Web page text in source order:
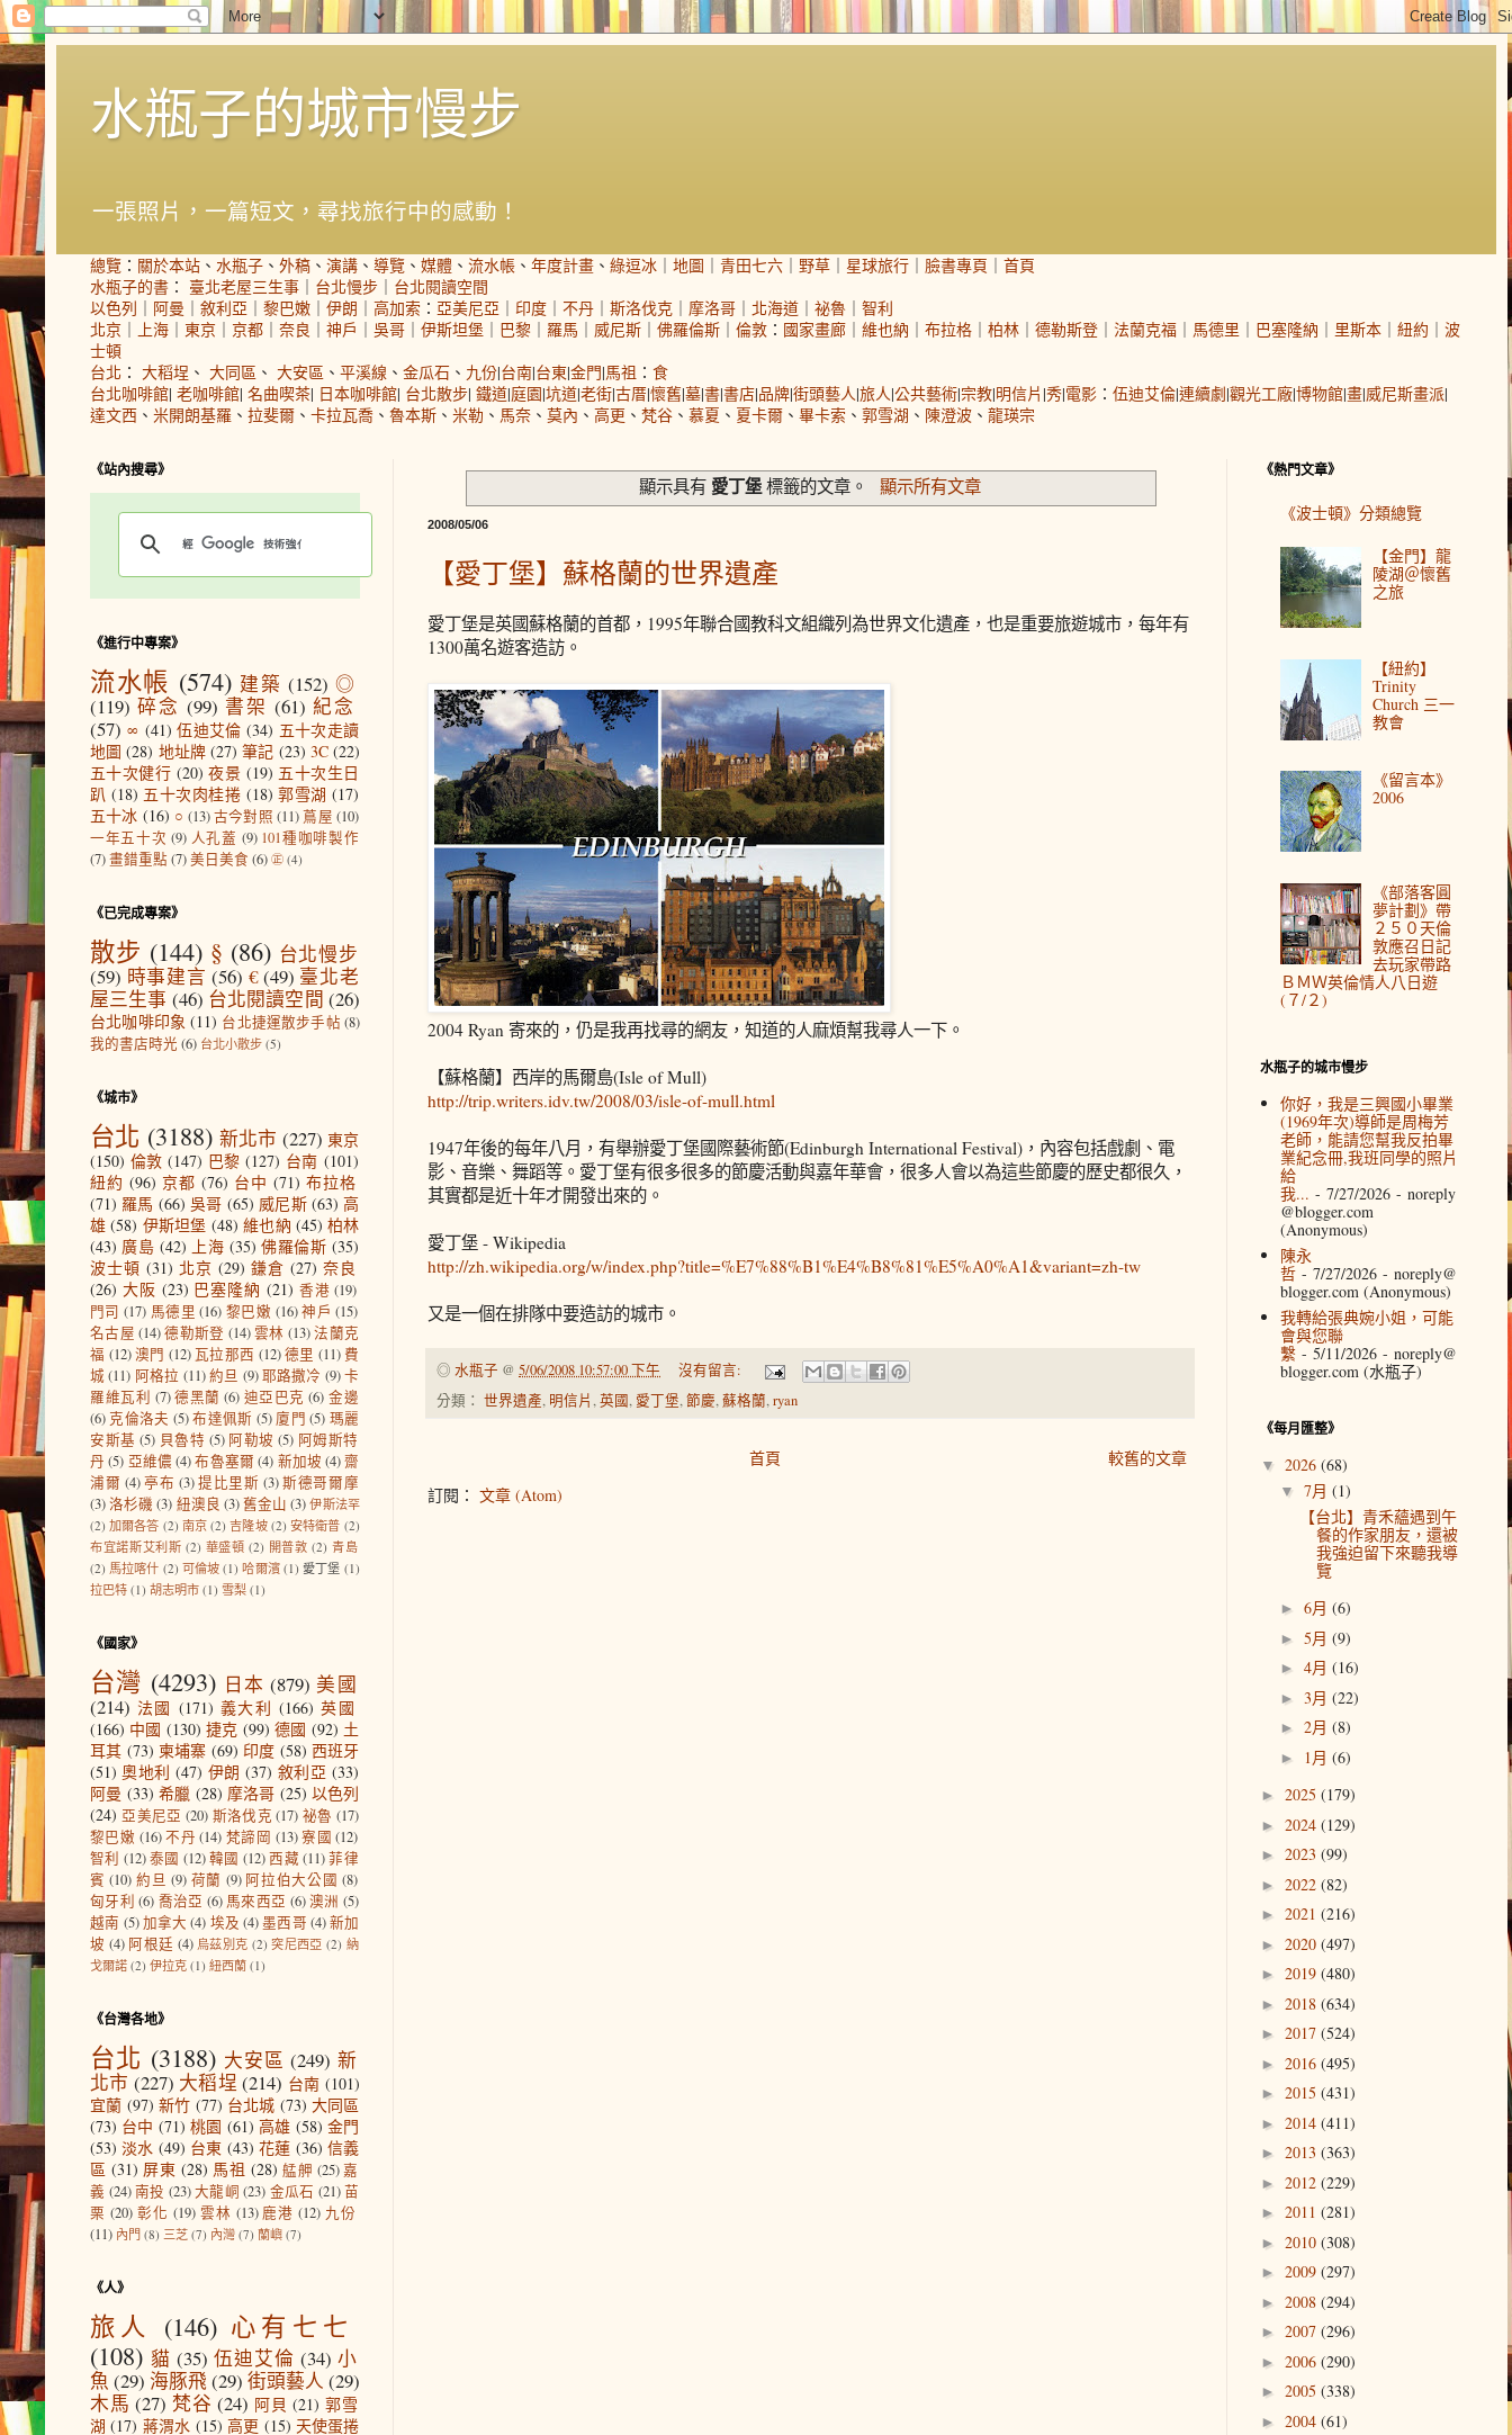
水瓶子的城市慢步
一張照片，一篇短文，尋找旅行中的感動！
總覽 ： 關於本站 、 水瓶子 、 外稿 、 演講 、 導覽 、 媒體 、 流水帳 、 年度計畫 、 綠逗冰 ｜ 地圖 ｜ 青田七六 ｜ 野草 ｜ 星球旅行 ｜ 臉書專頁 ｜ 首頁
水瓶子的書 ： 臺北老屋三生事 ｜ 台北慢步 ｜ 台北閱讀空間
以色列 ｜ 阿曼 ｜ 敘利亞 ｜ 黎巴嫩 ｜ 伊朗 ｜ 高加索 ： 亞美尼亞 ｜ 印度 ｜ 不丹 ｜ 斯洛伐克 ｜ 摩洛哥 ｜ 北海道 ｜ 祕魯 ｜ 智利
北京 ｜ 上海 ｜ 東京 ｜ 京都 ｜ 奈良 ｜ 神戶 ｜ 吳哥 ｜ 伊斯坦堡 ｜ 巴黎 ｜ 羅馬 ｜ 威尼斯 ｜ 佛羅倫斯 ｜ 倫敦 ： 國家畫廊 ｜ 維也納 ｜ 布拉格 ｜ 柏林 ｜ 德勒斯登 ｜ 法蘭克福 ｜ 馬德里 ｜ 巴塞隆納 ｜ 里斯本 ｜ 紐約 ｜ 波
士頓
台北 ： 大稻埕 、 大同區 、 大安區 、 平溪線 、 金瓜石 、 九份|台南|台東|金門|馬祖 ： 食
台北咖啡館| 老咖啡館| 名曲喫茶| 日本咖啡館| 台北散步| 鐵道|庭園|坑道|老街|古厝|懷舊|墓|書|書店|品牌|街頭藝人|旅人|公共藝術|宗教|明信片 |秀|電影 ： 伍迪艾倫|連續劇|觀光工廠|博物館|畫|威尼斯畫派|
達文西 、 米開朗基羅 、 拉斐爾 、 卡拉瓦喬 、 魯本斯 、 米勒 、 馬奈 、 莫內 、 高更 、 梵谷 、 慕夏 、 夏卡爾 、 畢卡索 、 郭雪湖 、 陳澄波 、 龍瑛宗
顯示具有 愛丁堡標籤的文章。 顯示所有文章
2008/05/06
【愛丁堡】蘇格蘭的世界遺產
愛丁堡是英國蘇格蘭的首都，1995年聯合國教科文組織列為世界文化遺產，也是重要旅遊城市，每年有
1300萬名遊客造訪。
2004 Ryan 寄來的，仍是我再找尋的網友，知道的人麻煩幫我尋人一下。
【蘇格蘭】西岸的馬爾島(Isle of Mull)
http://trip.writers.idv.tw/2008/03/isle-of-mull.html
1947年後的每年八月，有舉辦愛丁堡國際藝術節(Edinburgh International Festival)，內容包括戲劇、電
影、音樂、舞蹈等。愛丁堡有很多很多的節慶活動與嘉年華會，很多人會以為這些節慶的歷史都很久，
其實都是近十年才開發出來的。
愛丁堡 - Wikipedia
http://zh.wikipedia.org/w/index.php?title=%E7%88%B1%E4%B8%81%E5%A0%A1&variant=zh-tw
又是一個在排隊中要造訪的城市。
◎ 水瓶子 @ 5/06/2008 10:57:00 下午
沒有留言:
分類： 世界遺產, 明信片,英國, 愛丁堡,節慶,蘇格蘭,ryan
較舊的文章
首頁
訂閱： 文章 (Atom)
《站內搜尋》
《進行中專案》
流水帳 (574) 建築 (152) ◎
(119) 碎念 (99) 書架 (61) 紀念
(57) ∞ (41) 伍迪艾倫 (34) 五十次走讀
地圖 (28) 地址牌 (27) 筆記 (23) 3C (22)
五十次健行 (20) 夜景 (19) 五十次生日
趴 (18) 五十次肉桂捲 (18) 郭雪湖 (17)
五十冰 (16) ○ (13)古今對照 (11) 蔦屋 (10)
一年五十次 (9) 人孔蓋 (9) 101種咖啡製作
(7)畫錯重點 (7)美日美食 (6) ㊣ (4)
《已完成專案》
散步 (144) § (86) 台北慢步
(59) 時事建言 (56) € (49) 臺北老
屋三生事 (46) 台北閱讀空間 (26)
台北咖啡印象 (11) 台北捷運散步手帖 (8)
我的書店時光 (6) 台北小散步 (5)
《城市》
台北 (3188) 新北市 (227) 東京
(150) 倫敦 (147) 巴黎 (127) 台南 (101)
紐約 (96) 京都 (76) 台中 (71) 布拉格
(71) 羅馬 (66) 吳哥 (65) 威尼斯 (63) 高
雄 (58) 伊斯坦堡 (48) 維也納 (45) 柏林
(43) 廣島 (42) 上海 (35) 佛羅倫斯 (35)
波士頓 (31) 北京 (29) 鎌倉 (27) 奈良
(26) 大阪 (23) 巴塞隆納 (21) 香港 (19)
門司 (17) 馬德里 (16) 黎巴嫩 (16) 神戶 (15)
名古屋 (14) 德勒斯登 (14)雲林 (13)法蘭克
福 (12) 澳門 (12)瓦拉那西 (12) 德里 (11) 費
城 (11) 阿格拉 (11)約旦 (9) 耶路撒冷 (9)卡
羅維瓦利 (7) 德黑蘭 (6) 迪亞巴克 (6) 金邊
(6) 克倫洛夫 (5)布達佩斯 (5) 廈門 (5) 瑪麗
安斯基 (5) 貝魯特 (5) 阿勒坡 (5) 阿姆斯特
丹 (5) 亞維儂 (4) 布魯塞爾 (4) 新加坡 (4) 齋
浦爾 (4) 亭布 (3) 提比里斯 (3) 斯德哥爾摩
(3)洛杉磯 (3) 紐澳良 (3)舊金山 (3) 伊斯法罕
(2) 加爾各答 (2) 南京 (2) 吉隆坡 (2) 安特衛普 (2)
布宜諾斯艾利斯 (2) 華盛頓 (2) 開普敦 (2) 青島
(2) 馬拉喀什 (2) 可倫坡 (1) 哈爾濱 (1) 愛丁堡 (1)
拉巴特 (1) 胡志明市 (1) 雪梨 (1)
《國家》
台灣 (4293) 日本 (879) 美國
(214) 法國 (171) 義大利 (166) 英國
(166) 中國 (130) 捷克 (99) 德國 (92) 土
耳其 (73) 柬埔寨 (69) 印度 (58) 西班牙
(51) 奧地利 (47) 伊朗 (37) 敘利亞 (33)
阿曼 (33) 希臘 (28) 摩洛哥 (25) 以色列
(24) 亞美尼亞 (20) 斯洛伐克 (17) 祕魯 (17)
黎巴嫩 (16) 不丹 (14) 梵諦岡 (13) 寮國 (12)
智利 (12)泰國 (12)韓國 (12)西藏 (11) 菲律
賓 (10) 約旦 (9) 荷蘭 (9) 阿拉伯大公國 (8)
匈牙利 (6) 喬治亞 (6) 馬來西亞 (6)澳洲 (5)
越南 (5) 加拿大 (4) 埃及 (4)墨西哥 (4)新加
坡 (4) 阿根廷 (4) 烏茲別克 (2) 突尼西亞 (2) 納
戈爾諾 (2) 伊拉克 (1) 紐西蘭 (1)
《台灣各地》
台北 (3188) 大安區 (249) 新
北市 (227) 大稻埕 (214) 台南 (101)
宜蘭 (97) 新竹 (77) 台北城 (73) 大同區
(73) 台中 (71) 桃園 (61) 高雄 (58) 金門
(53) 淡水 (49) 台東 (43) 花蓮 (36) 信義
區 (31) 屏東 (28) 馬祖 (28) 艋舺 (25) 嘉
義 (24) 南投 (23)大龍峒 (23) 金瓜石 (21)苗
栗 (20) 彰化 (19) 雲林 (13) 鹿港 (12) 九份
(11) 內門 (8) 三芝 (7) 內灣 (7) 蘭嶼 (7)
《人》
旅人 (146) 心有七七
(108) 貓 (35) 伍迪艾倫 (34) 小
魚 (29) 海豚飛(29) 街頭藝人 (29)
木馬 (27) 梵谷 (24) 阿貝 (21) 郭雪
湖 (17) 蔣渭水 (15) 高更 (15) 天使蛋捲
《熱門文章》
《波士頓》分類總覽
【金門】龍
陵湖＠懷舊
之旅
【紐約】
Trinity
Church 三一
教會
《留言本》
2006
《部落客圓
夢計劃》帶
２５０天倫
敦應召日記
去玩家帶路
ＢＭＷ英倫情人八日遊
(７/２)
水瓶子的城市慢步
你好，我是三興國小畢業
(1969年次)導師是周梅芳
老師，能請您幫我反拍畢
業紀念冊,我班同學的照片
給
我... - 7/27/2026- noreply
@blogger.com
(Anonymous)
陳永
哲- 7/27/2026- noreply@
blogger.com (Anonymous)
我轉給張典婉小姐，可能
會與您聯
繫- 5/11/2026- noreply@
blogger.com (水瓶子)
《每月匯整》
▼ 2026 (68)
▼ 7月 (1)
【台北】青禾蘊遇到午
餐的作家朋友，還被
我強迫留下來聽我導
覽
► 6月 (6)
► 5月 (9)
► 4月 (16)
► 3月 (22)
► 2月 (8)
► 1月 (6)
► 2025 (179)
► 2024 (129)
► 2023 (99)
► 2022 (82)
► 2021 (216)
► 2020 (497)
► 2019 (480)
► 2018 (634)
► 2017 (524)
► 2016 (495)
► 2015 (431)
► 2014 (411)
► 2013 (363)
► 2012 (229)
► 2011 (281)
► 2010 (308)
► 2009 (297)
► 2008 (294)
► 2007 (296)
► 2006 (290)
► 2005 (338)
► 2004 (61)